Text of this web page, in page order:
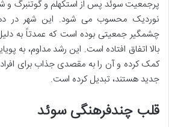
پرجمعیت سوئد پس از استکهلم و گوتنبرگ و
نوردیک محسوب می شود. این شهر در
چشمگیر جمعیتی بوده است که عمدتاً به
بالا اتفاق افتاده است. این رشد مداوم، به
کمک کرده و آن را به مقصدی جذاب برای
جدید هستند، تبدیل کرده است.
قلب چندفرهنگی سوئد